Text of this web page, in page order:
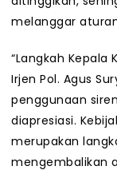
melanggar
“Langkah Kepala
Irjen Pol. Agus
penggunaan
diapresiasi.
merupakan
mengembalikan